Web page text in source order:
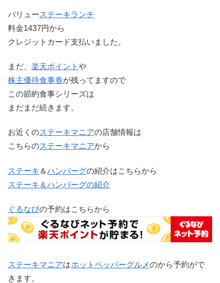
バリューステーキランチ
料金1437円から
クレジットカード支払いました。
まだ、 楽天ポイント や
株主優待食事券が残ってますので
この節約食事シリーズは
まだまだ続きます。
お近くのステーキマニアの店舗情報は
こちらのステーキマニアから
ステーキ ＆ハンバーグの紹介はこちらから
ステーキ＆ハンバーグの紹介
ぐるなびの予約はこちらから
ステーキマニアはホットペッパーグルメのから予約がで
きます。